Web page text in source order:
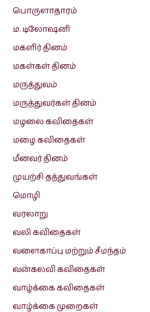
பொருளாதாரம்
ம. டிலோஷனி
மகளிர் தினம்
மகள்கள் தினம்
மருத்துவம்
மருத்துவர்கள் தினம்
மழலை கவிதைகள்
மழை கவிதைகள்
மீனவர் தினம்
முயற்சி தத்துவங்கள்
மொழி
வரலாறு
வலி கவிதைகள்
வளைகாப்பு மற்றும் சீமந்தம்
வன்கலவி கவிதைகள்
வாழ்க்கை கவிதைகள்
வாழ்க்கை முறைகள்